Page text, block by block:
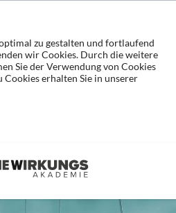
zu gestalten und fortlaufend
wir Cookies. Durch die weitere
Sie der Verwendung von Cookies
erhalten Sie in unserer